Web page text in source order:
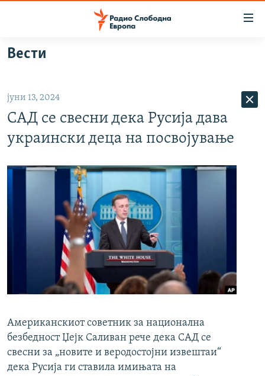
Оди
на
Оди
на
главната
навигација
Премини
на
ВИЗУЕЛНО
ВЕСТИ
ШТО ТРЕБА ДА ЗНАЕТЕ
ПРИЈАВИ СЕ ЗА ЊУЗЛЕТЕР
ПОДКАСТ ЗОШТО?
РСЕ веб страници
Вести
јуни 13, 2024
САД се свесни дека Русија дава
украински деца на посвојување
Американскиот советник за национална
безбедност Џејк Саливан рече дека САД се
свесни за „новите и веродостојни извештаи“
дека Русија ги ставила имињата на